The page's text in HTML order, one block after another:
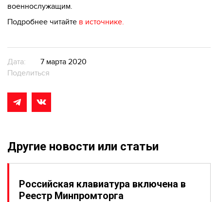
военнослужащим.
Подробнее читайте в источнике.
Дата:
7 марта 2020
Поделиться
Другие новости или статьи
Российская клавиатура включена в
Реестр Минпромторга